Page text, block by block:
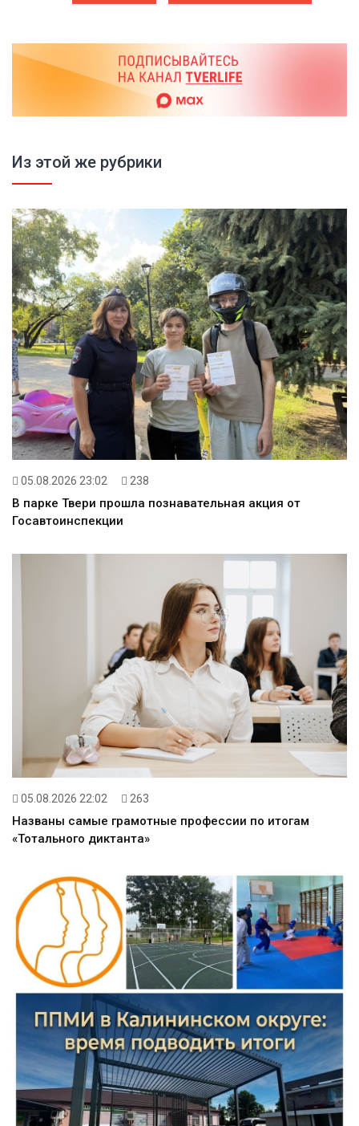
Из этой же рубрики
05.08.2026 23:02 238
В парке Твери прошла познавательная акция от
Госавтоинспекции
05.08.2026 22:02 263
Названы самые грамотные профессии по итогам
«Тотального диктанта»